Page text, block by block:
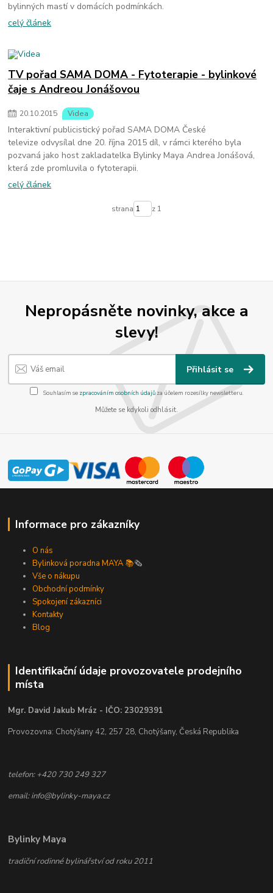
bylinných mastí v domácích podmínkách.
celý článek
TV pořad SAMA DOMA - Fytoterapie - bylinkové
čaje s Andreou Jonášovou
20.10.2015 Videa
Interaktivní publicistický pořad SAMA DOMA České
televize odvysílal dne 20. října 2015 díl, v rámci kterého byla
pozvaná jako host zakladatelka Bylinky Maya Andrea Jonášová,
která zde promluvila o fytoterapii.
celý článek
strana z 1
Nepropásněte novinky, akce a
slevy!
Přihlásit se
Souhlasím se zpracováním osobních údajůza účelem rozesílky newsletteru.
Můžete se kdykoli odhlásit.
Informace pro zákazníky
O nás
Bylinková poradna MAYA 📚🗞️
Vše o nákupu
Obchodní podmínky
Spokojení zákazníci
Kontakty
Blog
Identifikační údaje provozovatele prodejního
místa
Mgr. David Jakub Mráz - IČO: 23029391
Provozovna: Chotýšany 42, 257 28, Chotýšany, Česká Republika
telefon: +420 730 249 327
email: info@bylinky-maya.cz
Bylinky Maya
tradiční rodinné bylinářství od roku 2011